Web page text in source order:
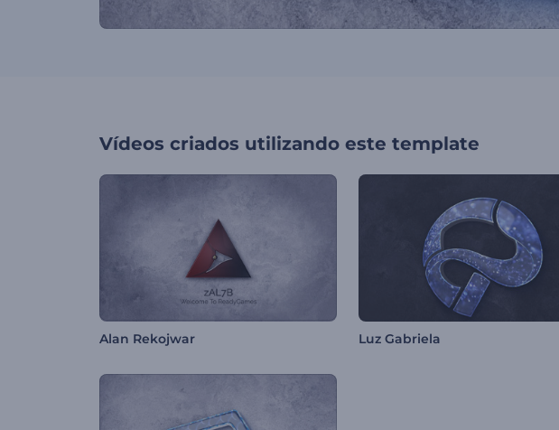
Vídeos criados utilizando este template
Alan Rekojwar Luz Gabriela